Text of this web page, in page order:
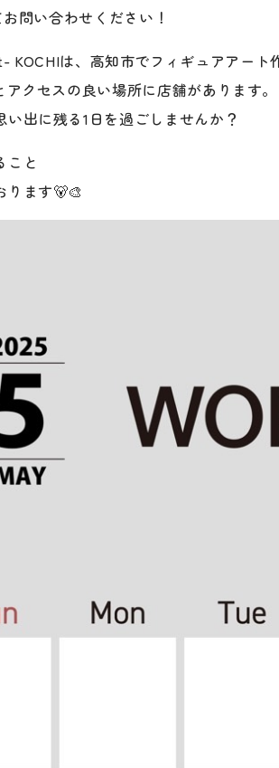
問い合わせください！
は、高知市でフィギュアアート
クセスの良い場所に店舗があります。
い出に残る1日を過ごしませんか？
こと
ります🐻🎨